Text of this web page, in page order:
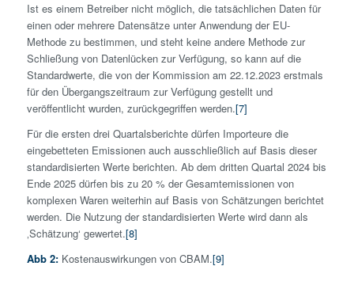
Ist es einem Betreiber nicht möglich, die tatsächlichen Daten für
einen oder mehrere Datensätze unter Anwendung der EU-
Methode zu bestimmen, und steht keine andere Methode zur
Schließung von Datenlücken zur Verfügung, so kann auf die
Standardwerte, die von der Kommission am 22.12.2023 erstmals
für den Übergangszeitraum zur Verfügung gestellt und
veröffentlicht wurden, zurückgegriffen werden.[7]
Für die ersten drei Quartalsberichte dürfen Importeure die
eingebetteten Emissionen auch ausschließlich auf Basis dieser
standardisierten Werte berichten. Ab dem dritten Quartal 2024 bis
Ende 2025 dürfen bis zu 20 % der Gesamtemissionen von
komplexen Waren weiterhin auf Basis von Schätzungen berichtet
werden. Die Nutzung der standardisierten Werte wird dann als
‚Schätzung‘ gewertet.[8]
Abb 2:Kostenauswirkungen von CBAM.[9]